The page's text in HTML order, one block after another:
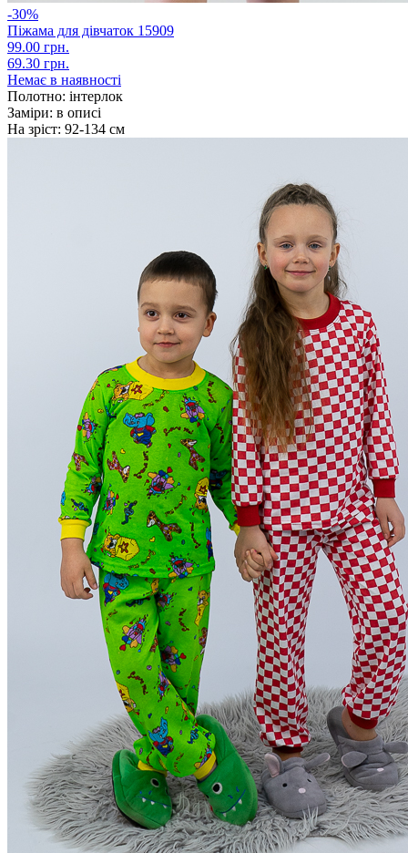
-30%
Піжама для дівчаток 15909
99.00 грн.
69.30 грн.
Немає в наявності
Полотно: інтерлок
Заміри: в описі
На зріст: 92-134 см